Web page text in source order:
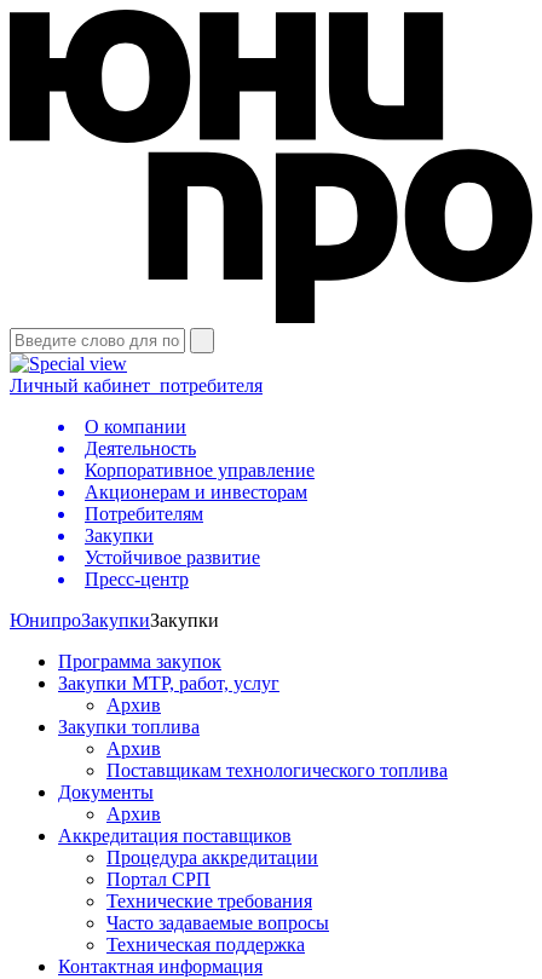
Личный кабинет потребителя
О компании
Деятельность
Корпоративное управление
Акционерам и инвесторам
Потребителям
Закупки
Устойчивое развитие
Пресс-центр
ЮнипроЗакупкиЗакупки
Программа закупок
Закупки МТР, работ, услуг
Архив
Закупки топлива
Архив
Поставщикам технологического топлива
Документы
Архив
Аккредитация поставщиков
Процедура аккредитации
Портал СРП
Технические требования
Часто задаваемые вопросы
Техническая поддержка
Контактная информация